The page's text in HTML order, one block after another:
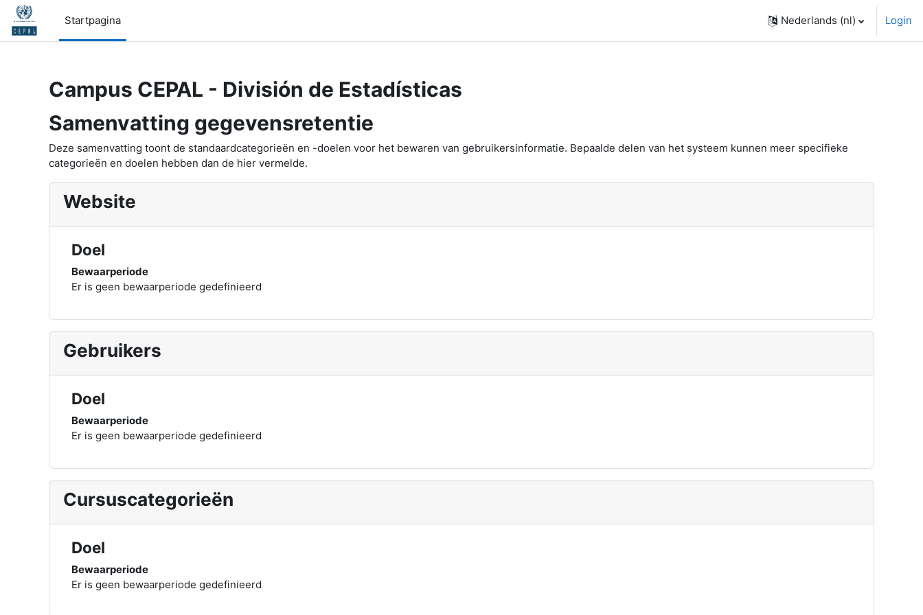
Ga naar hoofdinhoud
Startpagina
Nederlands ‎(nl)‎ Login
Campus CEPAL - División de Estadísticas
Samenvatting gegevensretentie
Deze samenvatting toont de standaardcategorieën en -doelen voor het bewaren van gebruikersinformatie. Bepaalde delen van het systeem kunnen meer specifieke
categorieën en doelen hebben dan de hier vermelde.
Website
Doel
Bewaarperiode
Er is geen bewaarperiode gedefinieerd
Gebruikers
Doel
Bewaarperiode
Er is geen bewaarperiode gedefinieerd
Cursuscategorieën
Doel
Bewaarperiode
Er is geen bewaarperiode gedefinieerd